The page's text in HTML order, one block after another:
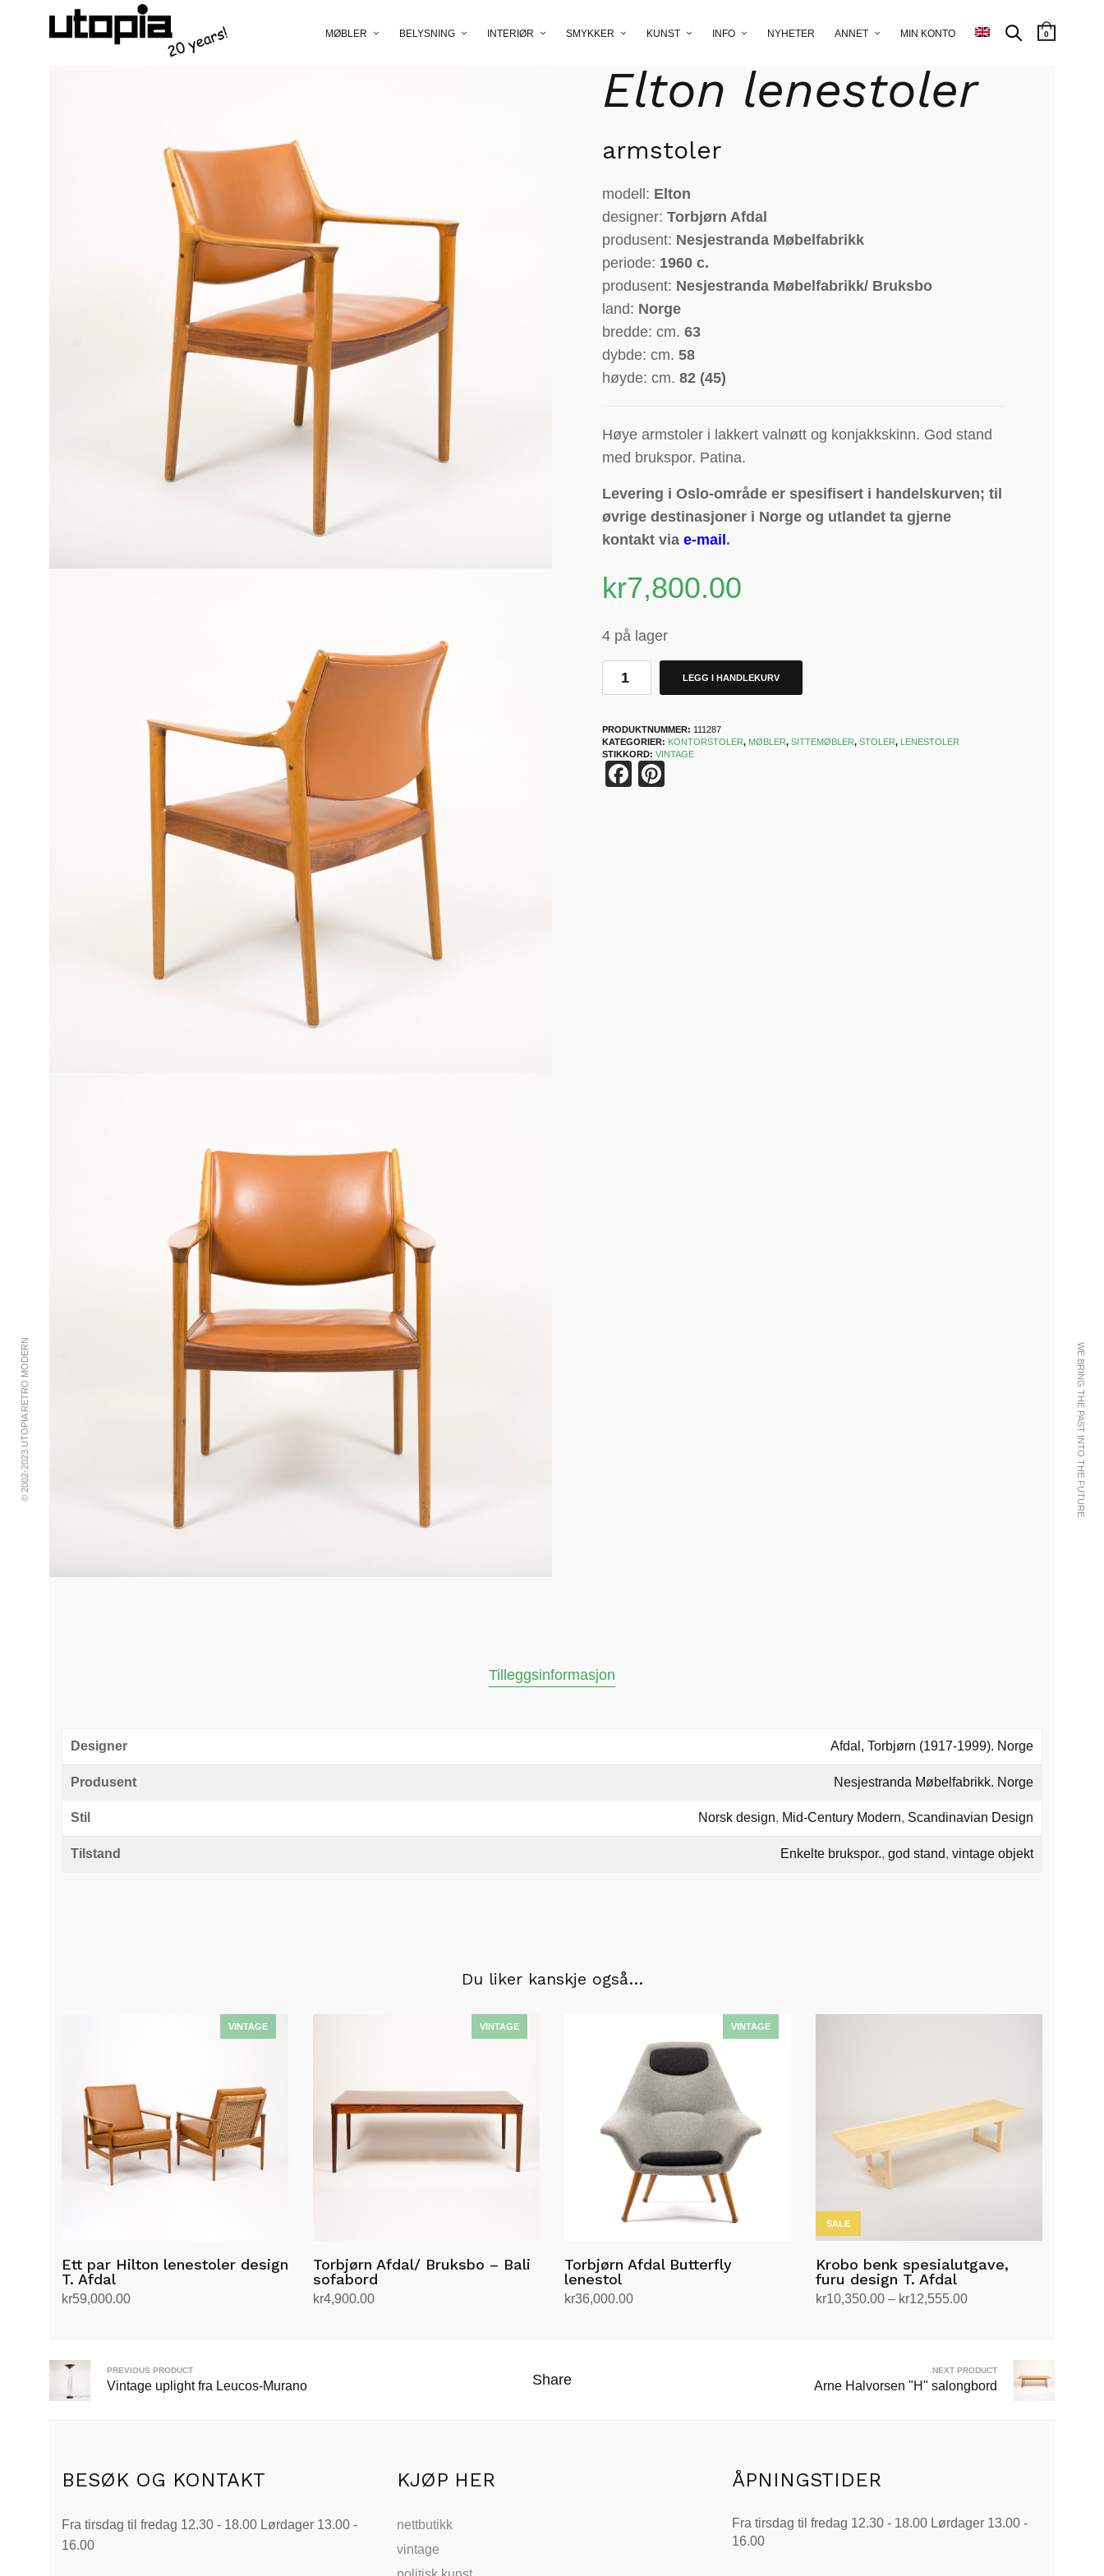
MØBLER BELYSNING INTERIØR SMYKKER KUNST INFO NYHETER ANNET MIN KONTO 0
© 2002-2023 UTOPIA RETRO MODERN WE BRING THE PAST INTO THE FUTURE
Torbjørn Afdal –
Elton lenestoler
armstoler
modell: Elton
designer:Torbjørn Afdal
produsent: Nesjestranda Møbelfabrikk
periode: 1960c.
produsent: Nesjestranda Møbelfabrikk/ Bruksbo
land: Norge
bredde: cm.63
dybde: cm.58
høyde: cm.82 (45)
Høye armstoler i lakkert valnøtt og konjakkskinn. God stand
med brukspor. Patina.
Levering i Oslo-område er spesifisert i handelskurven; til
øvrige destinasjoner i Norge og utlandet ta gjerne
kontakt viae-mail.
kr7,800.00
4 på lager
LEGG I HANDLEKURV
PRODUKTNUMMER: 111287
KATEGORIER: KONTORSTOLER, MØBLER,SITTEMØBLER,STOLER, LENESTOLER
STIKKORD:VINTAGE
Facebook
Tilleggsinformasjon
Designer Afdal, Torbjørn (1917-1999). Norge
Produsent Nesjestranda Møbelfabrikk. Norge
Stil Norsk design, Mid-Century Modern, Scandinavian Design
Tilstand Enkelte brukspor., god stand, vintage objekt
Du liker kanskje også…
Ett par Hilton lenestoler design
T. Afdal
kr59,000.00
Torbjørn Afdal/ Bruksbo – Bali
sofabord
kr4,900.00
Torbjørn Afdal Butterfly
lenestol
kr36,000.00
SALE
Krobo benk spesialutgave,
furu design T. Afdal
kr10,350.00 – kr12,555.00Prisområde:
kr12,555.00
flere
velges
PREVIOUS PRODUCT
Vintage uplight fra Leucos-Murano Share
NEXT PRODUCT
Arne Halvorsen "H" salongbord
BESØK OG KONTAKT
Fra tirsdag til fredag 12.30 - 18.00 Lørdager 13.00 -
16.00
KJØP HER
nettbutikk
vintage
ÅPNINGSTIDER
Fra tirsdag til fredag 12.30 - 18.00 Lørdager 13.00 -
16.00